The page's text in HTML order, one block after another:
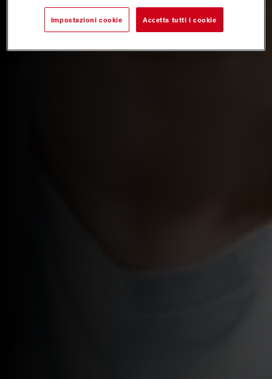
Impostazioni cookie Accetta tutti i cookie